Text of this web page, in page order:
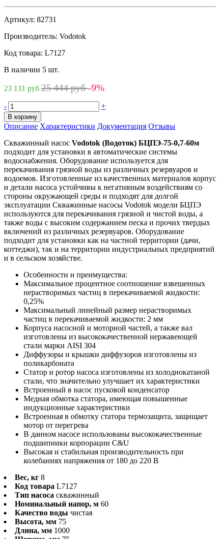
Артикул: 82731
Производитель: Vodotok
Код товара: L7127
В наличии 5 шт.
23 131 руб 25 444 руб-9%
- +
В корзину
Описание Характеристики Документация Отзывы
Скважинный насос Vodotok (Водоток) БЦПЭ-75-0,7-60м
подходит для установки в автоматические системы
водоснабжения. Оборудование используется для
перекачивания грязной воды из различных резервуаров и
водоемов. Изготовленные из качественных материалов корпус
и детали насоса устойчивы к негативным воздействиям со
стороны окружающей среды и подходят для долгой
эксплуатации Скважинные насосы Vodotok модели БЦПЭ
используются для перекачивания грязной и чистой воды, а
также воды с высоким содержанием песка и прочих твердых
включений из различных резервуаров. Оборудование
подходит для установки как на частной территории (дачи,
коттеджи), так и на территории индустриальных предприятий
и в сельском хозяйстве.
Особенности и преимущества:
Максимальное процентное соотношение взвешенных
нерастворимых частиц в перекачиваемой жидкости:
0,25%
Максимальный линейный размер нерастворимых
частиц в перекачиваемой жидкости: 2 мм
Корпуса насосной и моторной частей, а также вал
изготовлены из высококачественной нержавеющей
стали марки AISI 304
Диффузоры и крышки диффузоров изготовлены из
поликарбоната
Статор и ротор насоса изготовлены из холоднокатаной
стали, что значительно улучшает их характеристики
Встроенный в насос пусковой конденсатор
Медная обмотка статора, имеющая повышенные
индукционные характеристики
Встроенная в обмотку статора термозащита, защищает
мотор от перегрева
В данном насосе использованы высококачественные
подшипники корпорации C&U
Высокая и стабильная производительность при
колебаниях напряжения от 180 до 220 В
Вес, кг 8
Код товара L7127
Тип насоса скважинный
Номинальный напор, м 60
Качество воды чистая
Высота, мм 75
Длина, мм 1000